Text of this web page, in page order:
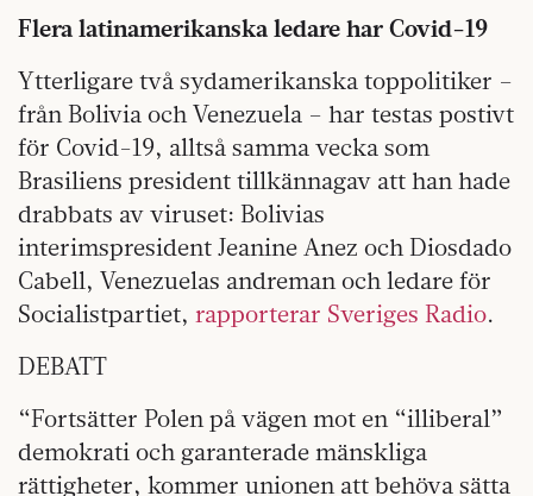
Flera latinamerikanska ledare har Covid-19
Ytterligare två sydamerikanska toppolitiker –
från Bolivia och Venezuela – har testas postivt
för Covid-19, alltså samma vecka som
Brasiliens president tillkännagav att han hade
drabbats av viruset: Bolivias
interimspresident Jeanine Anez och Diosdado
Cabell, Venezuelas andreman och ledare för
Socialistpartiet, rapporterar Sveriges Radio.
DEBATT
“Fortsätter Polen på vägen mot en “illiberal”
demokrati och garanterade mänskliga
rättigheter, kommer unionen att behöva sätta